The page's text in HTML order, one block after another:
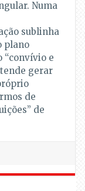
Numa
sublinha
plano
“convívio e
gerar
de
de